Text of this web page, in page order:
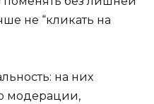
не “кликать на
на них
модерации,